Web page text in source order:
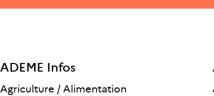
ADEME Infos
Agriculture / Alimentation